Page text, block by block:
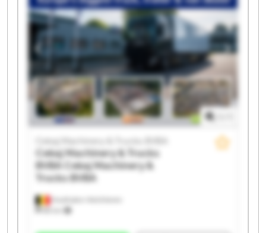
BVBA Cekaj Machinery & Trucks BVBA Cekaj
Machinery & Trucks BVBA Cekaj Machinery & Trucks
BVBA Cekaj Machinery & Trucks BVBA Cekaj
Machinery & Trucks BVBA Cekaj Machinery & Trucks
BVBA Cekaj Machinery & Trucks BVBA Cekaj
Machinery & Trucks BVBA Cekaj Machinery & Trucks
BVBA
Houthalen-Helchteren
88 km
Cekaj Machinery & Trucks BVBA
Cekaj Machinery & Trucks
BVBA
Cekaj Machinery &
Trucks BVBA